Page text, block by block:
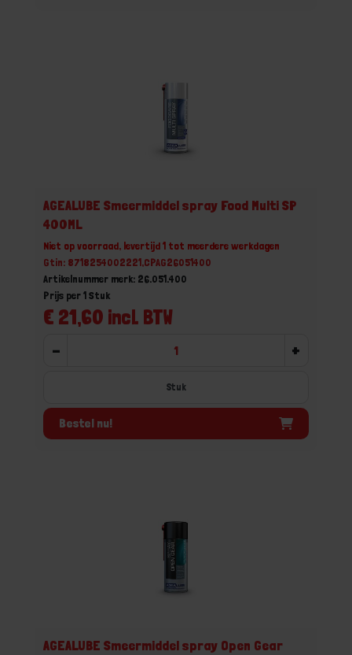
AGEALUBE Smeermiddel spray Food Multi SP
400ML
Niet op voorraad, levertijd 1 tot meerdere werkdagen
Gtin: 8718254002221,CPAG26051400
Artikelnummer merk: 26.051.400
€ 21,60 incl. BTW
Prijs per 1 Stuk
- +
Stuk
Bestel nu!
AGEALUBE Smeermiddel spray Open Gear